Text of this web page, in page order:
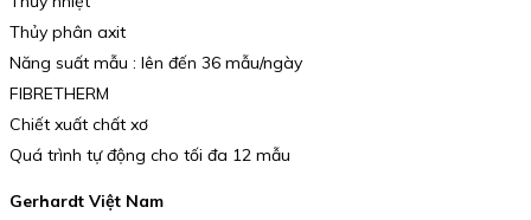
Thủy phân axit
Năng suất mẫu : lên đến 36 mẫu/ngày
FIBRETHERM
Chiết xuất chất xơ
Quá trình tự động cho tối đa 12 mẫu
Gerhardt Việt Nam